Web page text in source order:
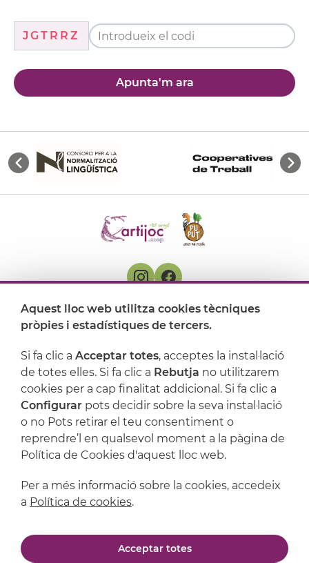
JGTRRZ
Apunta'm ara
On ens trobem
Suport
Política de privacitat
Aquest lloc web utilitza cookies tècniques
pròpies i estadístiques de tercers.
Si fa clic a Acceptar totes, acceptes la instal·lació
de totes elles. Si fa clic a Rebutja no utilitzarem
cookies per a cap finalitat addicional. Si fa clic a
Configurar pots decidir sobre la seva instal·lació
o no Pots retirar el teu consentiment o
reprendre’l en qualsevol moment a la pàgina de
Política de Cookies d'aquest lloc web.
Per a més informació sobre la cookies, accedeix
a Política de cookies.
Acceptar totes